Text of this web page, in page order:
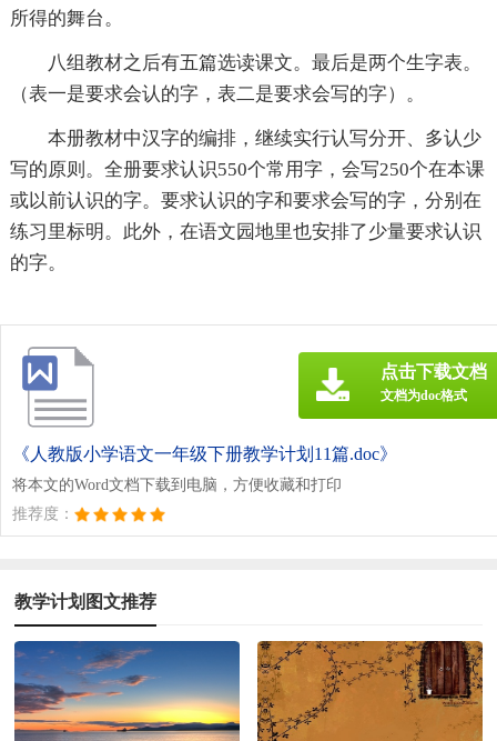
所得的舞台。
八组教材之后有五篇选读课文。最后是两个生字表。
（表一是要求会认的字，表二是要求会写的字）。
本册教材中汉字的编排，继续实行认写分开、多认少
写的原则。全册要求认识550个常用字，会写250个在本课
或以前认识的字。要求认识的字和要求会写的字，分别在
练习里标明。此外，在语文园地里也安排了少量要求认识
的字。
《人教版小学语文一年级下册教学计划11篇.doc》
将本文的Word文档下载到电脑，方便收藏和打印
推荐度：
点击下载文档
文档为doc格式
教学计划图文推荐